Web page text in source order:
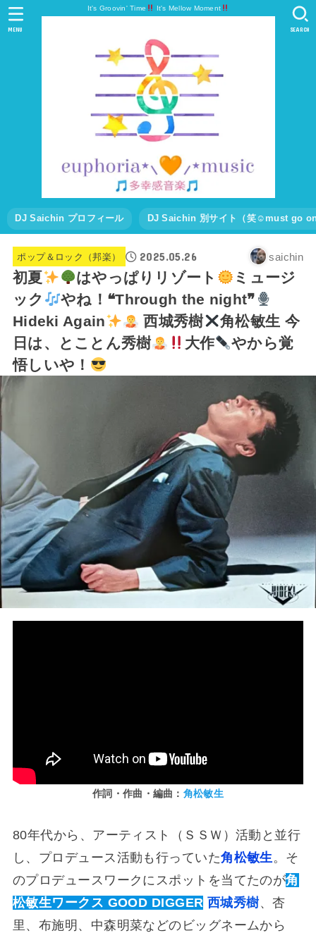
It's Groovin' Time It's Mellow Moment
DJ Saichin プロフィール DJ Saichin 別サイト（笑☺must go
SEARCH
MENU
ポップ＆ロック（邦楽） 2025.05.26 saichin
初夏 はやっぱりリゾート
ミュージ
ック
やね！❝Through the night❞
Hideki Again
西城秀樹
角松敏生 今
日は、とことん秀樹
大作
やから覚
悟しいや！
作詞・作曲・編曲： 角松敏生
80年代から、アーティスト（ＳＳＷ）活動と並行
し、プロデュース活動も行っていた角松敏生 。そ
のプロデュースワークにスポットを当てたのが角
松敏生ワークス GOOD DIGGER 西城秀樹、杏
里、布施明、中森明菜などのビッグネームから